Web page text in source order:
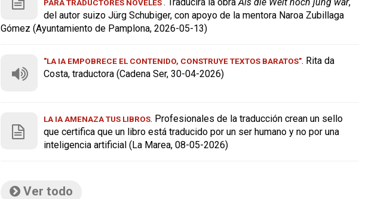
PARA TRADUCTORES NOVELES
del autor suizo Jürg Schubiger, con apoyo de la mentora Naroa Zubillaga
Gómez (Ayuntamiento de Pamplona, 2026-05-13)
"LA IA EMPOBRECE EL CONTENIDO, CONSTRUYE TEXTOS BARATOS". Rita da
Costa, traductora (Cadena Ser, 30-04-2026)
LA IA AMENAZA TUS LIBROS. Profesionales de la traducción crean un sello
que certifica que un libro está traducido por un ser humano y no por una
inteligencia artificial (La Marea, 08-05-2026)
Ver todo